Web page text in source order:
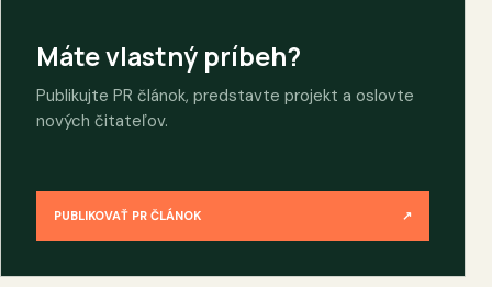
Máte vlastný príbeh?
Publikujte PR článok, predstavte projekt a oslovte
nových čitateľov.
PUBLIKOVAŤ PR ČLÁNOK ↗